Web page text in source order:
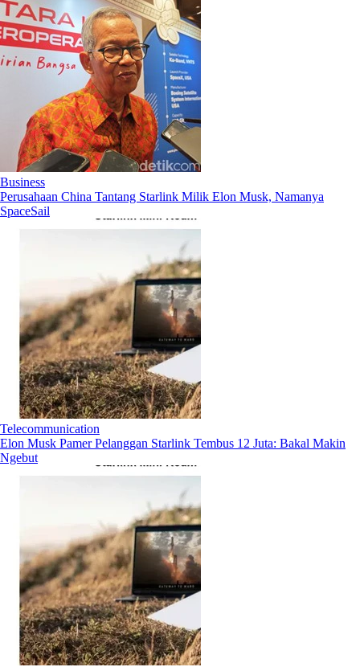
Business
Perusahaan China Tantang Starlink Milik Elon Musk, Namanya
SpaceSail
Telecommunication
Elon Musk Pamer Pelanggan Starlink Tembus 12 Juta: Bakal Makin
Ngebut